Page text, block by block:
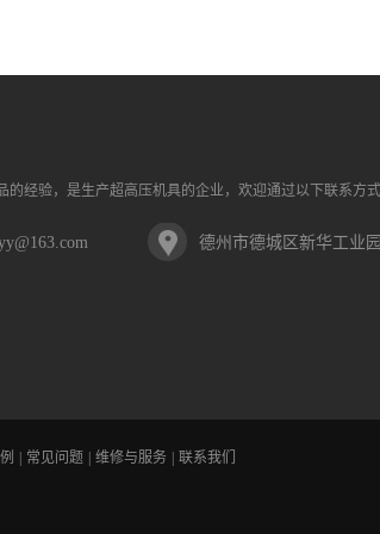
经验，是生产超高压机具的企业，欢迎通过以下联系方式
德州市德城区新华工业园
常见问题 维修与服务
联系我们